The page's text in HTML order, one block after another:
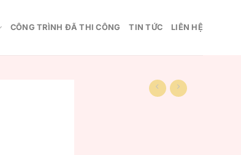
CÔNG TRÌNH ĐÃ THI CÔNG TIN TỨC LIÊN HỆ